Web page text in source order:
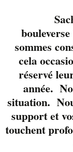
John
Dumas
scène du
pendant
en
mettre
sommes
cela
réservé
année.
situation.
support et
touchent